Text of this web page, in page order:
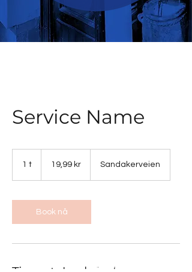
FOMOTO
Service Name
1 t
kroner19,99 kr Sandakerveien
Book nå